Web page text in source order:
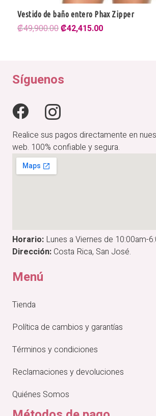
Vestido de baño entero Phax Zipper
₡49,900.00El
₡49,900.00.
₡42,415.00El
Síguenos
Realice sus pagos directamente en
web. 100% confiable y segura.
Horario: Lunes a Viernes de 10:00am-
Dirección:Costa Rica, San José.
Menú
Tienda
Política de cambios y garantías
Términos y condiciones
Reclamaciones y devoluciones
Quiénes Somos